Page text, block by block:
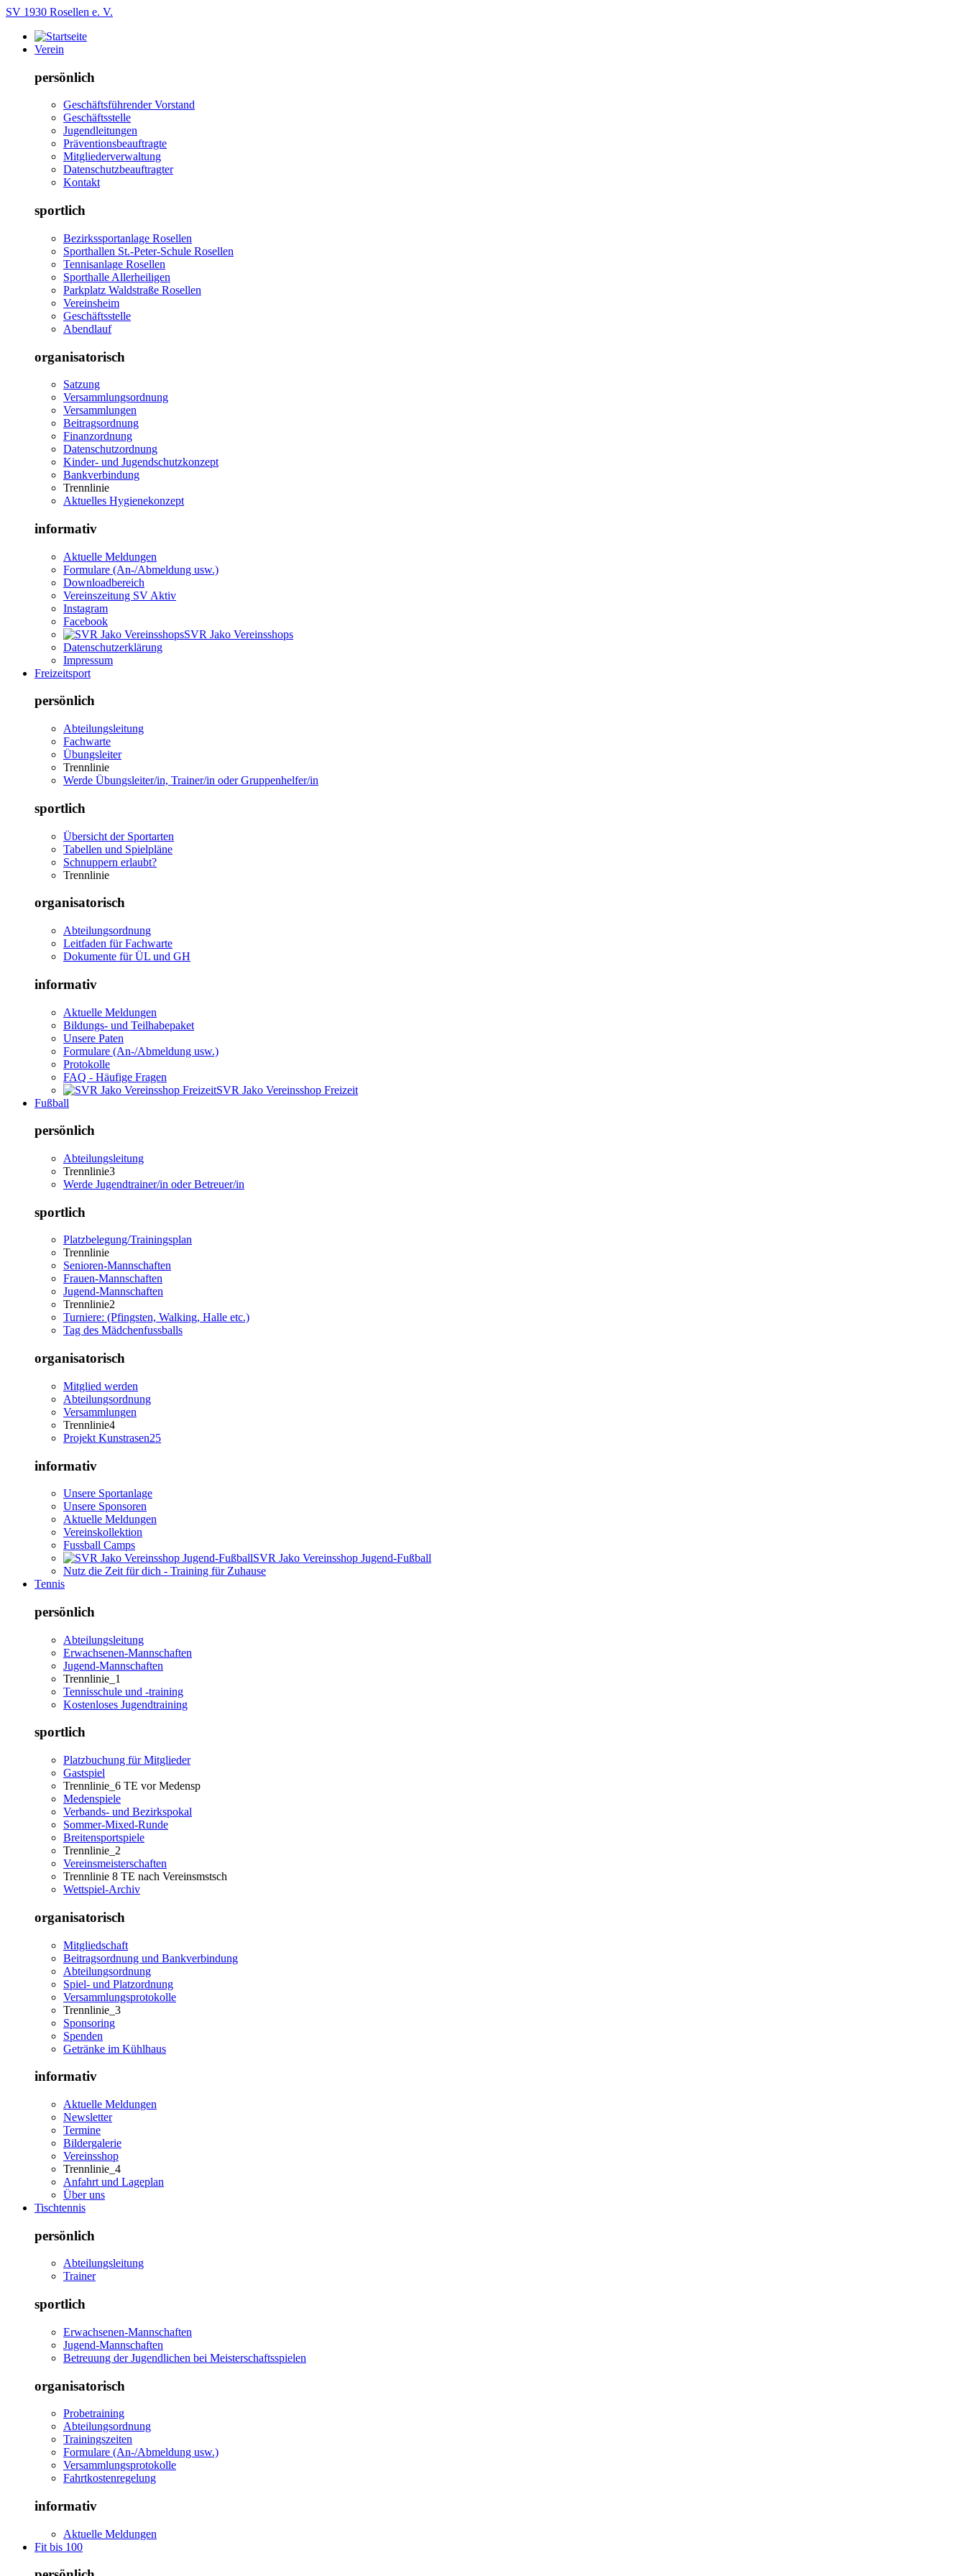
SV 1930 Rosellen e. V.
Verein
persönlich
Geschäftsführender Vorstand
Geschäftsstelle
Jugendleitungen
Präventionsbeauftragte
Mitgliederverwaltung
Datenschutzbeauftragter
Kontakt
sportlich
Bezirkssportanlage Rosellen
Sporthallen St.-Peter-Schule Rosellen
Tennisanlage Rosellen
Sporthalle Allerheiligen
Parkplatz Waldstraße Rosellen
Vereinsheim
Geschäftsstelle
Abendlauf
organisatorisch
Satzung
Versammlungsordnung
Versammlungen
Beitragsordnung
Finanzordnung
Datenschutzordnung
Kinder- und Jugendschutzkonzept
Bankverbindung
Trennlinie
Aktuelles Hygienekonzept
informativ
Aktuelle Meldungen
Formulare (An-/Abmeldung usw.)
Downloadbereich
Vereinszeitung SV Aktiv
Instagram
Facebook
SVR Jako Vereinsshops
Datenschutzerklärung
Impressum
Freizeitsport
persönlich
Abteilungsleitung
Fachwarte
Übungsleiter
Trennlinie
Werde Übungsleiter/in, Trainer/in oder Gruppenhelfer/in
sportlich
Übersicht der Sportarten
Tabellen und Spielpläne
Schnuppern erlaubt?
Trennlinie
organisatorisch
Abteilungsordnung
Leitfaden für Fachwarte
Dokumente für ÜL und GH
informativ
Aktuelle Meldungen
Bildungs- und Teilhabepaket
Unsere Paten
Formulare (An-/Abmeldung usw.)
Protokolle
FAQ - Häufige Fragen
SVR Jako Vereinsshop Freizeit
Fußball
persönlich
Abteilungsleitung
Trennlinie3
Werde Jugendtrainer/in oder Betreuer/in
sportlich
Platzbelegung/Trainingsplan
Trennlinie
Senioren-Mannschaften
Frauen-Mannschaften
Jugend-Mannschaften
Trennlinie2
Turniere: (Pfingsten, Walking, Halle etc.)
Tag des Mädchenfussballs
organisatorisch
Mitglied werden
Abteilungsordnung
Versammlungen
Trennlinie4
Projekt Kunstrasen25
informativ
Unsere Sportanlage
Unsere Sponsoren
Aktuelle Meldungen
Vereinskollektion
Fussball Camps
SVR Jako Vereinsshop Jugend-Fußball
Nutz die Zeit für dich - Training für Zuhause
Tennis
persönlich
Abteilungsleitung
Erwachsenen-Mannschaften
Jugend-Mannschaften
Trennlinie_1
Tennisschule und -training
Kostenloses Jugendtraining
sportlich
Platzbuchung für Mitglieder
Gastspiel
Trennlinie_6 TE vor Medensp
Medenspiele
Verbands- und Bezirkspokal
Sommer-Mixed-Runde
Breitensportspiele
Trennlinie_2
Vereinsmeisterschaften
Trennlinie 8 TE nach Vereinsmstsch
Wettspiel-Archiv
organisatorisch
Mitgliedschaft
Beitragsordnung und Bankverbindung
Abteilungsordnung
Spiel- und Platzordnung
Versammlungsprotokolle
Trennlinie_3
Sponsoring
Spenden
Getränke im Kühlhaus
informativ
Aktuelle Meldungen
Newsletter
Termine
Bildergalerie
Vereinsshop
Trennlinie_4
Anfahrt und Lageplan
Über uns
Tischtennis
persönlich
Abteilungsleitung
Trainer
sportlich
Erwachsenen-Mannschaften
Jugend-Mannschaften
Betreuung der Jugendlichen bei Meisterschaftsspielen
organisatorisch
Probetraining
Abteilungsordnung
Trainingszeiten
Formulare (An-/Abmeldung usw.)
Versammlungsprotokolle
Fahrtkostenregelung
informativ
Aktuelle Meldungen
Fit bis 100